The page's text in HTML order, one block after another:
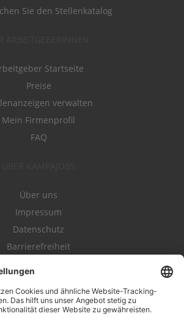
Sie den Stellenkatalog
Startseite
Preise
verwalten
Mein Firmenprofil
FAQ
Über uns
Impressum
Datenschutz
Barrierefreiheit
Kampahire
Kampagnenforum